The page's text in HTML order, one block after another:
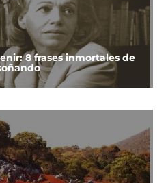
8 frases inmortales de